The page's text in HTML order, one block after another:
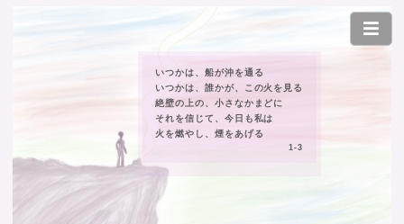
いつかは、船が沖を通る
いつかは、誰かが、この火を見る
絶壁の上の、小さなかまどに
それを信じて、今日も私は
火を燃やし、煙をあげる
1-3